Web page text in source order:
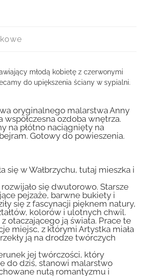
młodą kobietę z czerwonymi
do upiększenia ściany w sypialni.
oryginalnego malarstwa Anny
współczesna ozdoba wnętrza.
na płótno naciągnięty na
Gotowy do powieszenia.
się w Wałbrzychu, tutaj mieszka i
się dwutorowo. Starsze
pejzaże, barwne bukiety i
się z fascynacji pięknem natury,
kolorów i ulotnych chwil.
z otaczającego ją świata. Prace te
miejsc, z którymi Artystka miała
ją na drodze twórczych
jej twórczości, który
do dziś, stanowi malarstwo
nutą romantyzmu i